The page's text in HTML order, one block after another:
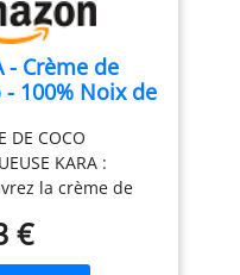
- Crème de
- 100% Noix de
DE COCO
KARA :
la crème de
un ingrédient
en cuisine
€